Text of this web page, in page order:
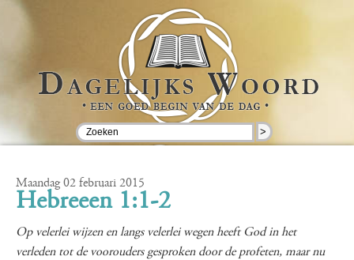
>
Maandag 02 februari 2015
Hebreeen 1:1-2
Op velerlei wijzen en langs velerlei wegen heeft God in het
verleden tot de voorouders gesproken door de profeten, maar nu